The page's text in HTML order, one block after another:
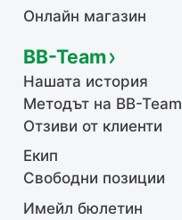
Онлайн магазин
BB-Team
Нашата история
Методът на BB-Team
Отзиви от клиенти
Екип
Свободни позиции
Имейл бюлетин